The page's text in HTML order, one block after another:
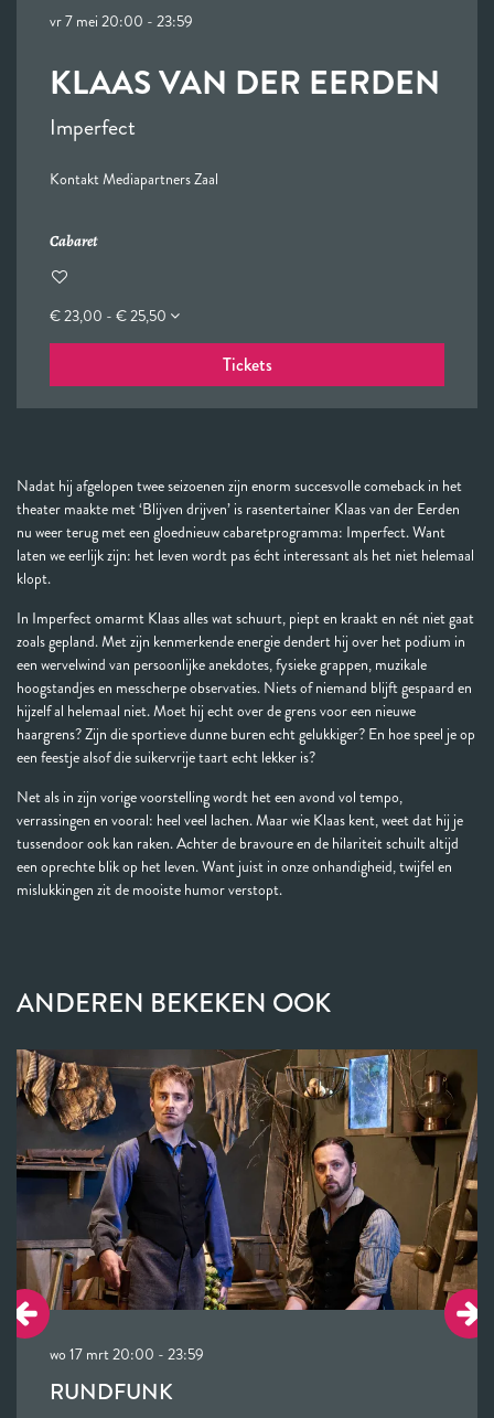
KLAAS VAN DER EERDEN
Imperfect
vr 7 mei 20:00 - 23:59
Kontakt Mediapartners Zaal
Cabaret
€ 23,00 - € 25,50
Tickets
Nadat hij afgelopen twee seizoenen zijn enorm succesvolle comeback in het
theater maakte met ‘Blijven drijven’ is rasentertainer Klaas van der Eerden
nu weer terug met een gloednieuw cabaretprogramma: Imperfect. Want
laten we eerlijk zijn: het leven wordt pas écht interessant als het niet helemaal
klopt.
In Imperfect omarmt Klaas alles wat schuurt, piept en kraakt en nét niet gaat
zoals gepland. Met zijn kenmerkende energie dendert hij over het podium in
een wervelwind van persoonlijke anekdotes, fysieke grappen, muzikale
hoogstandjes en messcherpe observaties. Niets of niemand blijft gespaard en
hijzelf al helemaal niet. Moet hij echt over de grens voor een nieuwe
haargrens? Zijn die sportieve dunne buren echt gelukkiger? En hoe speel je op
een feestje alsof die suikervrije taart echt lekker is?
Net als in zijn vorige voorstelling wordt het een avond vol tempo,
verrassingen en vooral: heel veel lachen. Maar wie Klaas kent, weet dat hij je
tussendoor ook kan raken. Achter de bravoure en de hilariteit schuilt altijd
een oprechte blik op het leven. Want juist in onze onhandigheid, twijfel en
mislukkingen zit de mooiste humor verstopt.
ANDEREN BEKEKEN OOK
RUNDFUNK
wo 17 mrt20:00 - 23:59